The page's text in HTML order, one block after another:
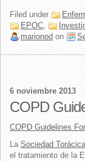
Filed under
EPOC,
marionod on
6 noviembre 2013
COPD
COPD Guidelines
La Sociedad
el tratamiento de la